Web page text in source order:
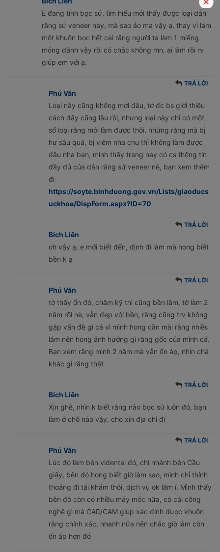
E đang tính bọc sứ, tìm hiểu mới thấy được loại dán
răng sứ veneer này, mà sao ảo ma vậy ạ, thay vì làm
một khuôn bọc hết cai răng người ta làm 1 miếng
mỏng dánh vậy rồi có chắc không mn, ai làm rồi rv
giúp em với ạ.
Phú Văn
TRẢ LỜI
Loại này cũng không mới đâu, tớ đc bs giới thiệu
cách đây cũng lâu rồi, nhưng loại này chỉ có một
số loại răng mới làm được thôi, những răng mà bị
hư sâu quá, bị viêm nha chu thì không làm được
đâu nha bạn, mình thấy trang này có cs thông tin
đầy đủ của dán răng sứ veneer nè, bạn xem thêm
đi
https://soyte.binhduong.gov.vn/Lists/giaoducs
uckhoe/DispForm.aspx?ID=70
Bích Liên
TRẢ LỜI
oh vậy ạ, e mới biết đến, định đi làm mà hong biết
bền k ạ
Phú Văn
TRẢ LỜI
tớ thấy ổn đó, chăm kỹ thì cũng bền lắm, tờ làm 2
năm rồi nè, vẫn đẹp với bền, răng cũng trv không
gặp vấn đề gì cả vì mình hong cần mài răng nhiều
lắm nên hong ảnh hưởng gì răng gốc của mình cả.
Bạn xem răng mình 2 năm mà vẫn ổn áp, nhìn chả
khác gì răng thật
Bích Liên
TRẢ LỜI
Xịn ghê, nhìn k biết răng nào bọc sứ luôn đó, bạn
làm ở chỗ nào vậy, cho xin địa chỉ đi
Phú Văn
TRẢ LỜI
Lúc đó làm bên vidental đó, chi nhánh bên Cầu
giấy, bên đó hong biết giờ làm sao, mình chỉ thỉnh
thoảng đi tái khám thôi, dịch vụ ok lắm í. Mình thấy
bên đó còn có nhiều máy móc nữa, có cái công
nghệ gì mà CAD/CAM giúp xác định được khuôn
răng chính xác, nhanh nữa nên chắc giờ làm còn
ổn áp hơn đó